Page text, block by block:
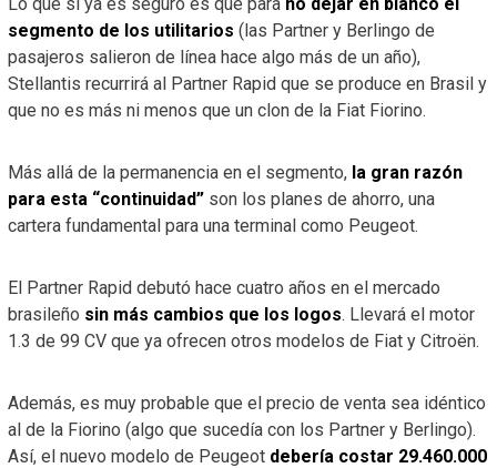
segmento de los utilitarios (las Partner y Berlingo de
pasajeros salieron de línea hace algo más de un año),
Stellantis recurrirá al Partner Rapid que se produce en Brasil y
que no es más ni menos que un clon de la Fiat Fiorino.
Más allá de la permanencia en el segmento, la gran razón
para esta “continuidad”son los planes de ahorro, una
cartera fundamental para una terminal como Peugeot.
El Partner Rapid debutó hace cuatro años en el mercado
brasileño sin más cambios que los logos. Llevará el motor
1.3 de 99 CV que ya ofrecen otros modelos de Fiat y Citroën.
Además, es muy probable que el precio de venta sea idéntico
al de la Fiorino (algo que sucedía con los Partner y Berlingo).
Así, el nuevo modelo de Peugeot debería costar 29.460.000